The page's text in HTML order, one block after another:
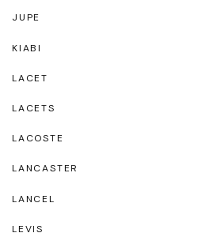
JUPE
KIABI
LACET
LACETS
LACOSTE
LANCASTER
LANCEL
LEVIS